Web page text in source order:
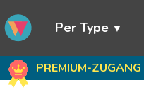
Per Type
PREMIUM-ZUGANG